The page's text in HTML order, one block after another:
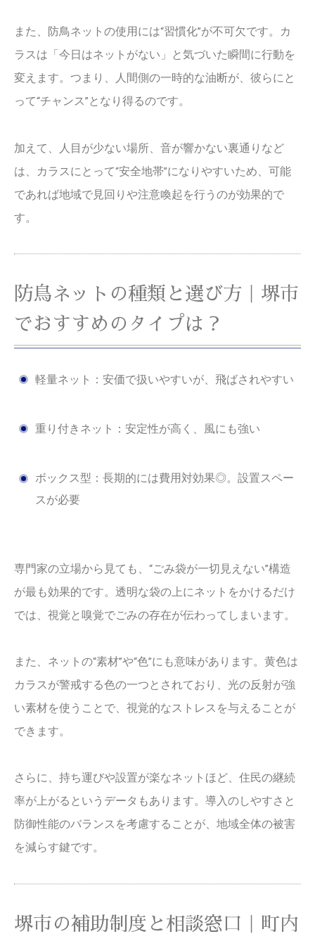
また、防鳥ネットの使用には“習慣化”が不可欠です。カ
ラスは「今日はネットがない」と気づいた瞬間に行動を
変えます。つまり、人間側の一時的な油断が、彼らにと
って“チャンス”となり得るのです。
加えて、人目が少ない場所、音が響かない裏通りなど
は、カラスにとって“安全地帯”になりやすいため、可能
であれば地域で見回りや注意喚起を行うのが効果的で
す。
防鳥ネットの種類と選び方｜堺市
でおすすめのタイプは？
軽量ネット：安価で扱いやすいが、飛ばされやすい
重り付きネット：安定性が高く、風にも強い
ボックス型：長期的には費用対効果◎。設置スペー
スが必要
専門家の立場から見ても、“ごみ袋が一切見えない”構造
が最も効果的です。透明な袋の上にネットをかけるだけ
では、視覚と嗅覚でごみの存在が伝わってしまいます。
また、ネットの“素材”や“色”にも意味があります。黄色は
カラスが警戒する色の一つとされており、光の反射が強
い素材を使うことで、視覚的なストレスを与えることが
できます。
さらに、持ち運びや設置が楽なネットほど、住民の継続
率が上がるというデータもあります。導入のしやすさと
防御性能のバランスを考慮することが、地域全体の被害
を減らす鍵です。
堺市の補助制度と相談窓口｜町内